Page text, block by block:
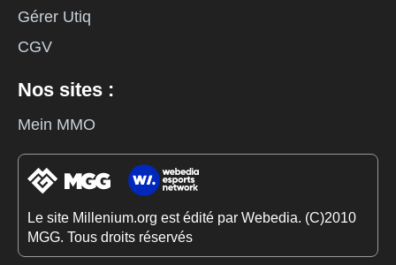
Gérer Utiq
CGV
Nos sites :
Mein MMO
Le site Millenium.org est édité par Webedia. (C)2010
MGG. Tous droits réservés